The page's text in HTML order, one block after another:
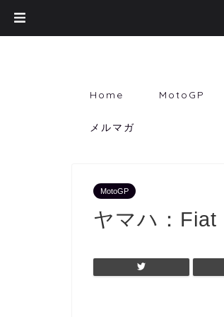
Home MotoGP
メルマガ
MotoGP
ヤマハ：Fiat